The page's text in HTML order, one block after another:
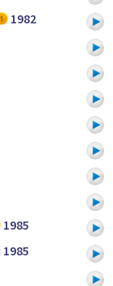
1982
1985
1985